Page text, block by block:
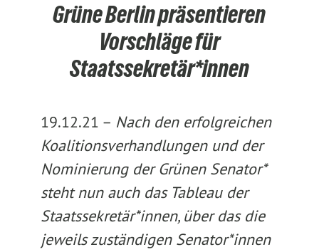
Grüne Berlin präsentieren
Vorschläge für
Staatssekretär*innen
19.12.21 – Nach den erfolgreichen
Koalitionsverhandlungen und der
Nominierung der Grünen Senator*
steht nun auch das Tableau der
Staatssekretär*innen, über das die
jeweils zuständigen Senator*innen